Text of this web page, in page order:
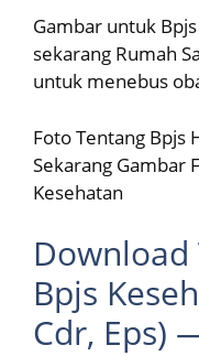
Gambar untuk
sekarang Rumah
untuk menebus
Foto Tentang Bpjs
Sekarang Gambar
Kesehatan
Bpjs
Cdr, Eps)